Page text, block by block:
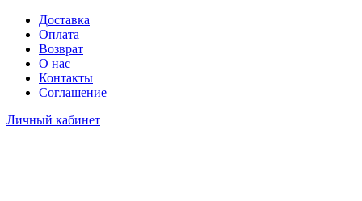
Доставка
Оплата
Возврат
О нас
Контакты
Соглашение
Личный кабинет